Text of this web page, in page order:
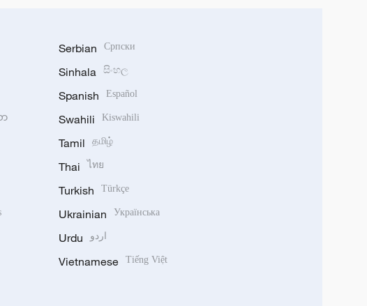
ာ
Serbian Српски
Sinhala සිංහල
Spanish Español
Swahili Kiswahili
Tamil தமிழ்
Thai ไทย
Turkish Türkçe
Ukrainian Українська
Urdu اردو
Vietnamese Tiếng Việt